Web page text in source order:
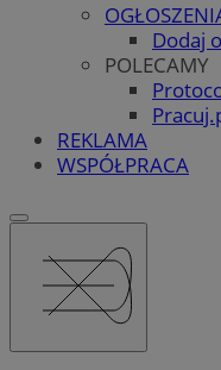
Dodaj
POLECAMY
REKLAMA
WSPÓŁPRACA